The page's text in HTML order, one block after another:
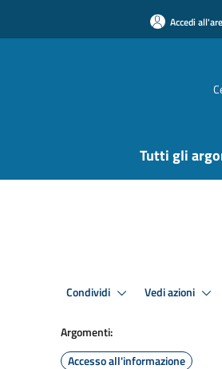
Accedi
Tutti gli
Condividi Vedi azioni
Argomenti:
Accesso all'informazione